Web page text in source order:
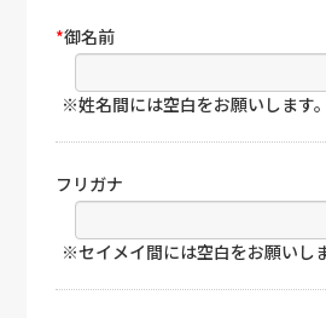
*御名前
※姓名間には空白をお願いします。
フリガナ
※セイメイ間には空白をお願いしま